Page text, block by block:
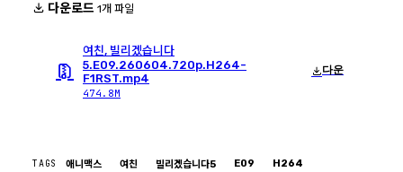
다운로드 1개 파일
여친, 빌리겠습니다
5.E09.260604.720p.H264-
F1RST.mp4
474.8M
다운
TAGS 애니맥스 여친 빌리겠습니다5 E09 H264